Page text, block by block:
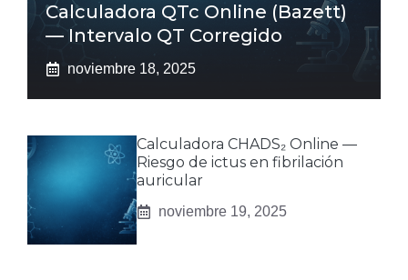
Calculadora QTc Online (Bazett)
— Intervalo QT Corregido
noviembre 18, 2025
Calculadora CHADS₂ Online —
Riesgo de ictus en fibrilación
auricular
noviembre 19, 2025